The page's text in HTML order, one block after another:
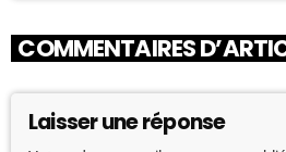
COMMENTAIRES
Laisser une réponse